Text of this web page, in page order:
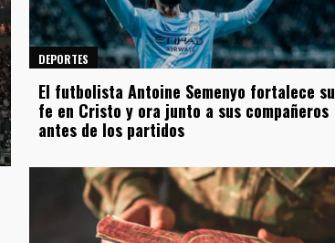
DEPORTES
El futbolista Antoine Semenyo fortalece su
fe en Cristo y ora junto a sus compañeros
antes de los partidos